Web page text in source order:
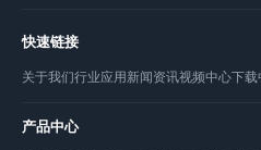
快速链接
关于我们行业应用新闻资讯视频中心下载
产品中心